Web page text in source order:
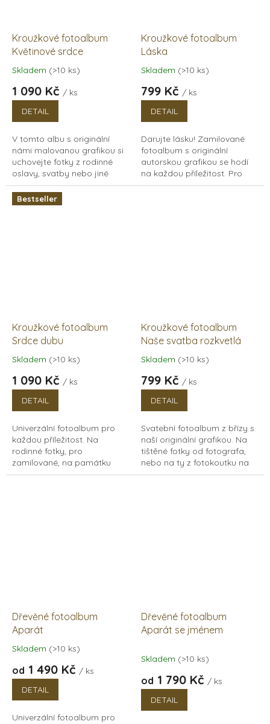
Kroužkové fotoalbum
Květinové srdce
Průměrné
produktu
5,0
5
hvězdiček.
Skladem (>10 ks)
1 090 Kč / ks
DETAIL
V tomto albu s originální
námi malovanou grafikou si
uchovejte fotky z rodinné
oslavy, svatby nebo jiné
důležité události. Můžete do
něj psát i kreslit a mít tak
všechny...
Kroužkové fotoalbum
Láska
Průměrné
produktu
5,0
5
hvězdiček.
Skladem (>10 ks)
799 Kč / ks
DETAIL
Darujte lásku! Zamilované
fotoalbum s originální
autorskou grafikou se hodí
na každou příležitost. Pro
páry, rodiny, děti, nebo
Bestseller
Kroužkové fotoalbum
Srdce dubu
Průměrné
produktu
5,0
5
hvězdiček.
Skladem (>10 ks)
1 090 Kč / ks
DETAIL
Univerzální fotoalbum pro
každou příležitost. Na
rodinné fotky, pro
zamilované, na památku
rodičům k výročí, nebo jako
Kroužkové fotoalbum
Naše svatba rozkvetlá
Průměrné
produktu
5,0
5
hvězdiček.
Skladem (>10 ks)
799 Kč / ks
DETAIL
Svatební fotoalbum z břízy s
naší originální grafikou. Na
tištěné fotky od fotografa,
nebo na ty z fotokoutku na
svatbě. Vhodné i jako kniha
Dřevěné fotoalbum
Aparát
Průměrné
produktu
5,0
5
Skladem (>10 ks)
od 1 490 Kč / ks
DETAIL
Univerzální fotoalbum pro
Dřevěné fotoalbum
Aparát se jménem
Skladem (>10 ks)
od 1 790 Kč / ks
DETAIL